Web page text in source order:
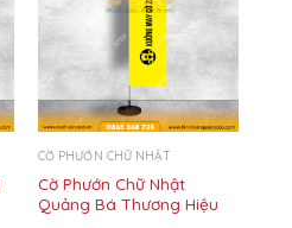
CỜ PHƯỚN CHỮ NHẬT
Cờ Phướn Chữ Nhật
Quảng Bá Thương Hiệu